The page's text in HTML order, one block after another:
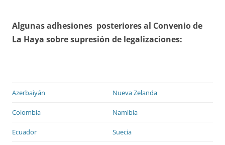
Algunas adhesiones posteriores al Convenio de
La Haya sobre supresión de legalizaciones:
Azerbaiyán Nueva Zelanda
Colombia Namibia
Ecuador Suecia